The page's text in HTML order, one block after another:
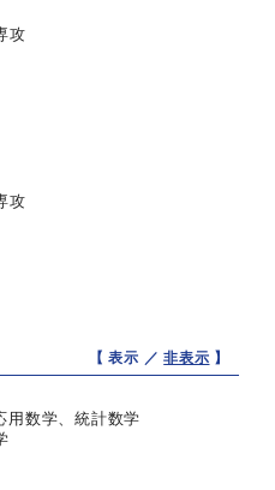
攻
攻
【 表示 ／非表示 】
用数学、統計数学